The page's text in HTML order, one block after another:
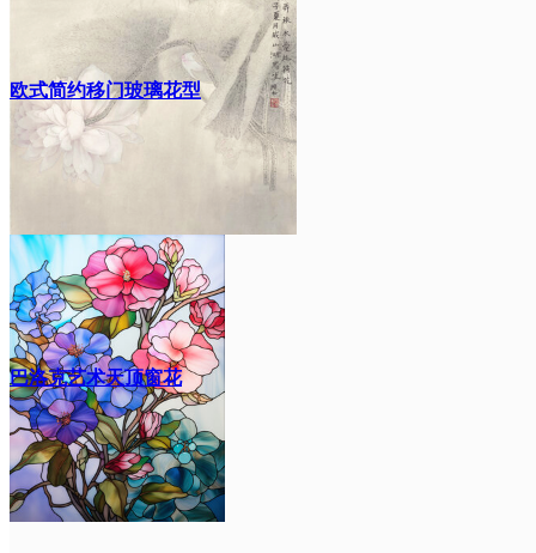
欧式简约移门玻璃花型
巴洛克艺术天顶窗花